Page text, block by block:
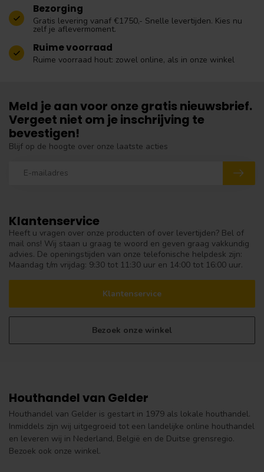
Bezorging
Gratis levering vanaf €1750,- Snelle levertijden. Kies nu
zelf je aflevermoment.
Ruime voorraad
Ruime voorraad hout: zowel online, als in onze winkel
Klantenservice
Heeft u vragen over onze producten of over levertijden? Bel of
mail ons! Wij staan u graag te woord en geven graag vakkundig
advies. De openingstijden van onze telefonische helpdesk zijn:
Maandag t/m vrijdag: 9:30 tot 11:30 uur en 14:00 tot 16:00 uur.
Klantenservice
Bezoek onze winkel
Meld je aan voor onze gratis nieuwsbrief.
Vergeet niet om je inschrijving te
bevestigen!
Blijf op de hoogte over onze laatste acties
Houthandel van Gelder
Houthandel van Gelder is gestart in 1979 als lokale houthandel.
Inmiddels zijn wij uitgegroeid tot een landelijke online houthandel
en leveren wij in Nederland, België en de Duitse grensregio.
Bezoek ook onze winkel.